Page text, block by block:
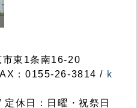
東1条南16-20
：0155-26-3814 / k
休日：日曜・祝祭日